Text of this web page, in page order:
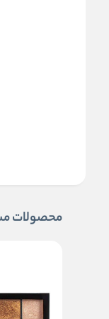
محصولات